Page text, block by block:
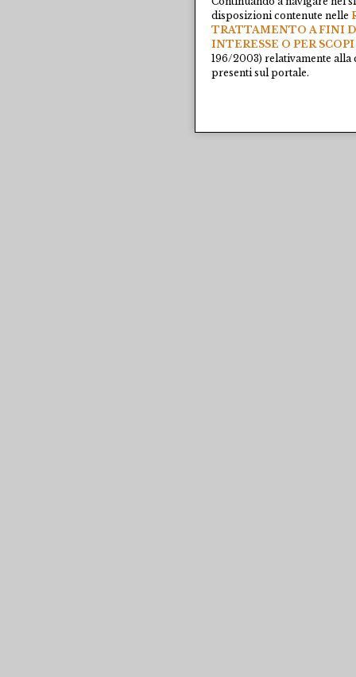
disposizioni contenute nelle
TRATTAMENTO A FINI
INTERESSE O PER
196/2003) relativamente
presenti sul portale.